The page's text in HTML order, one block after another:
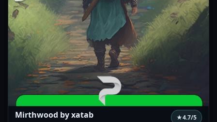
Mirthwood by xatab ★4.7/5